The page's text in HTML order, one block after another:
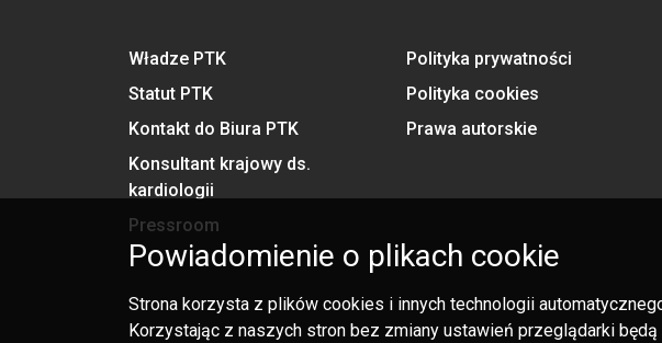
Władze PTK
Statut PTK
Kontakt do Biura PTK
Konsultant krajowy ds.
kardiologii
Pressroom
Polityka prywatności
Polityka cookies
Prawa autorskie
Powiadomienie o plikach cookie
Strona korzysta z plików cookies i innych technologii
Korzystając z naszych stron bez zmiany ustawień przeglądarki